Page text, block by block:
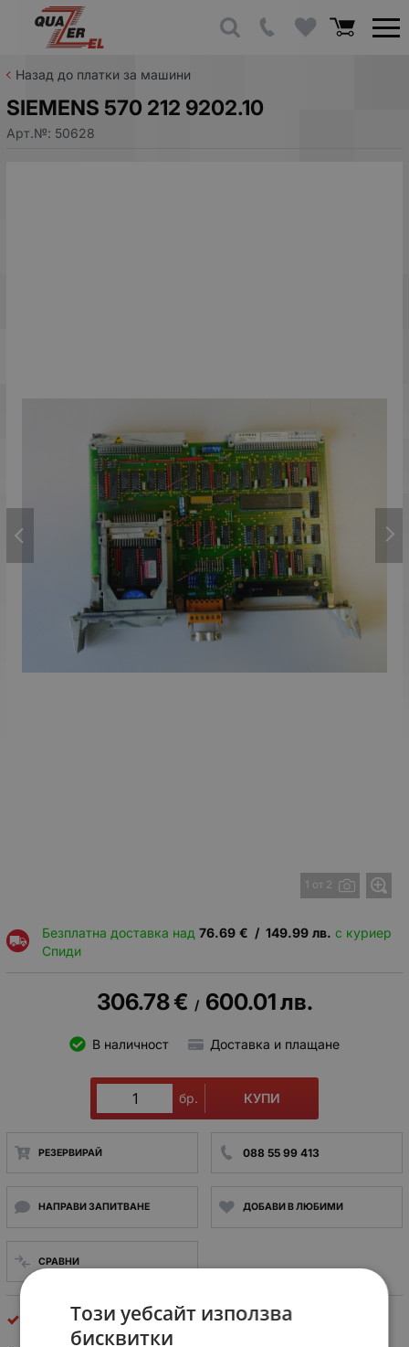
Назад до платки за машини
SIEMENS 570 212 9202.10
Арт.№: 50628
1 от 2
Безплатна доставка над 76.69 € / 149.99 лв. с куриер
Спиди
306.78€ / 600.01лв.
В наличност Доставка и плащане
бр. КУПИ
РЕЗЕРВИРАЙ 088 55 99 413
НАПРАВИ ЗАПИТВАНЕ ДОБАВИ В ЛЮБИМИ
СРАВНИ
платки за машини
Този уебсайт използва
бисквитки